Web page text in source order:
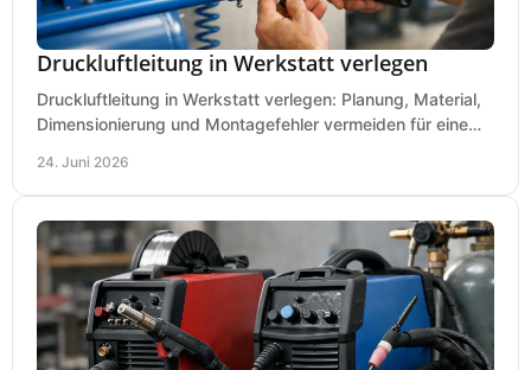
Druckluftleitung in Werkstatt verlegen
Druckluftleitung in Werkstatt verlegen: Planung, Material,
Dimensionierung und Montagefehler vermeiden für eine
24. Juni 2026